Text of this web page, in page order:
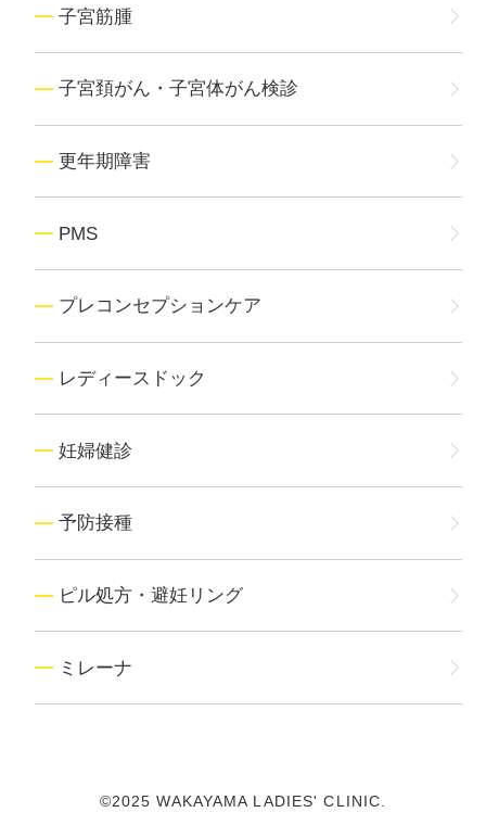
子宮筋腫
子宮頚がん・子宮体がん検診
更年期障害
PMS
プレコンセプションケア
レディースドック
妊婦健診
予防接種
ピル処方・避妊リング
ミレーナ
©2025 WAKAYAMA LADIES' CLINIC.